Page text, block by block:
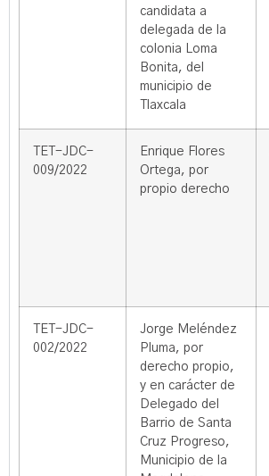
candidata a
delegada de la
colonia Loma
Bonita, del
municipio de
Tlaxcala
TET-JDC-
009/2022
Enrique Flores
Ortega, por
propio derecho
TET-JDC-
002/2022
Jorge Meléndez
Pluma, por
derecho propio,
y en carácter de
Delegado del
Barrio de Santa
Cruz Progreso,
Municipio de la